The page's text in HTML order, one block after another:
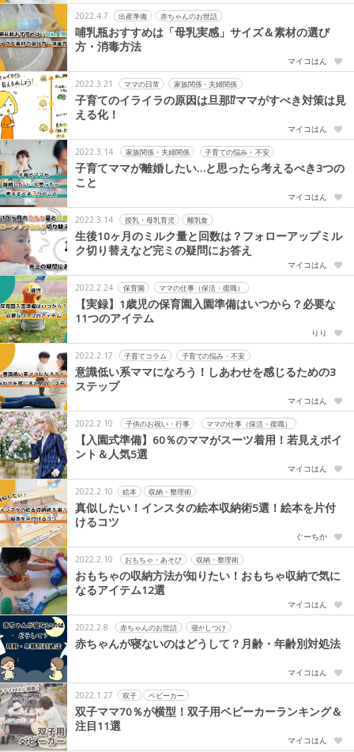
2022.4.7 出産準備 赤ちゃんのお世話
哺乳瓶おすすめは「母乳実感」サイズ＆素材の選び
方・消毒方法
マイコはん
2022.3.21 ママの日常 家族関係・夫婦関係
子育てのイライラの原因は旦那⁉ママがすべき対策は見
える化！
マイコはん
2022.3.14 家族関係・夫婦関係 子育ての悩み・不安
子育てママが離婚したい…と思ったら考えるべき3つの
こと
マイコはん
2022.3.14 授乳・母乳育児 離乳食
生後10ヶ月のミルク量と回数は？フォローアップミル
ク切り替えなど完ミの疑問にお答え
マイコはん
2022.2.24 保育園 ママの仕事（保活・復職）
【実録】1歳児の保育園入園準備はいつから？必要な
11つのアイテム
りり
2022.2.17 子育てコラム 子育ての悩み・不安
意識低い系ママになろう！しあわせを感じるための3
ステップ
マイコはん
2022.2.10 子供のお祝い・行事 ママの仕事（保活・復職）
【入園式準備】60％のママがスーツ着用！若見えポイ
ント＆人気5選
マイコはん
2022.2.10 絵本 収納・整理術
真似したい！インスタの絵本収納術5選！絵本を片付
けるコツ
ぐーちか
2022.2.10 おもちゃ・あそび 収納・整理術
おもちゃの収納方法が知りたい！おもちゃ収納で気に
なるアイテム12選
マイコはん
2022.2.8 赤ちゃんのお世話 寝かしつけ
赤ちゃんが寝ないのはどうして？月齢・年齢別対処法
マイコはん
2022.1.27 双子 ベビーカー
双子ママ70％が横型！双子用ベビーカーランキング＆
注目11選
マイコはん